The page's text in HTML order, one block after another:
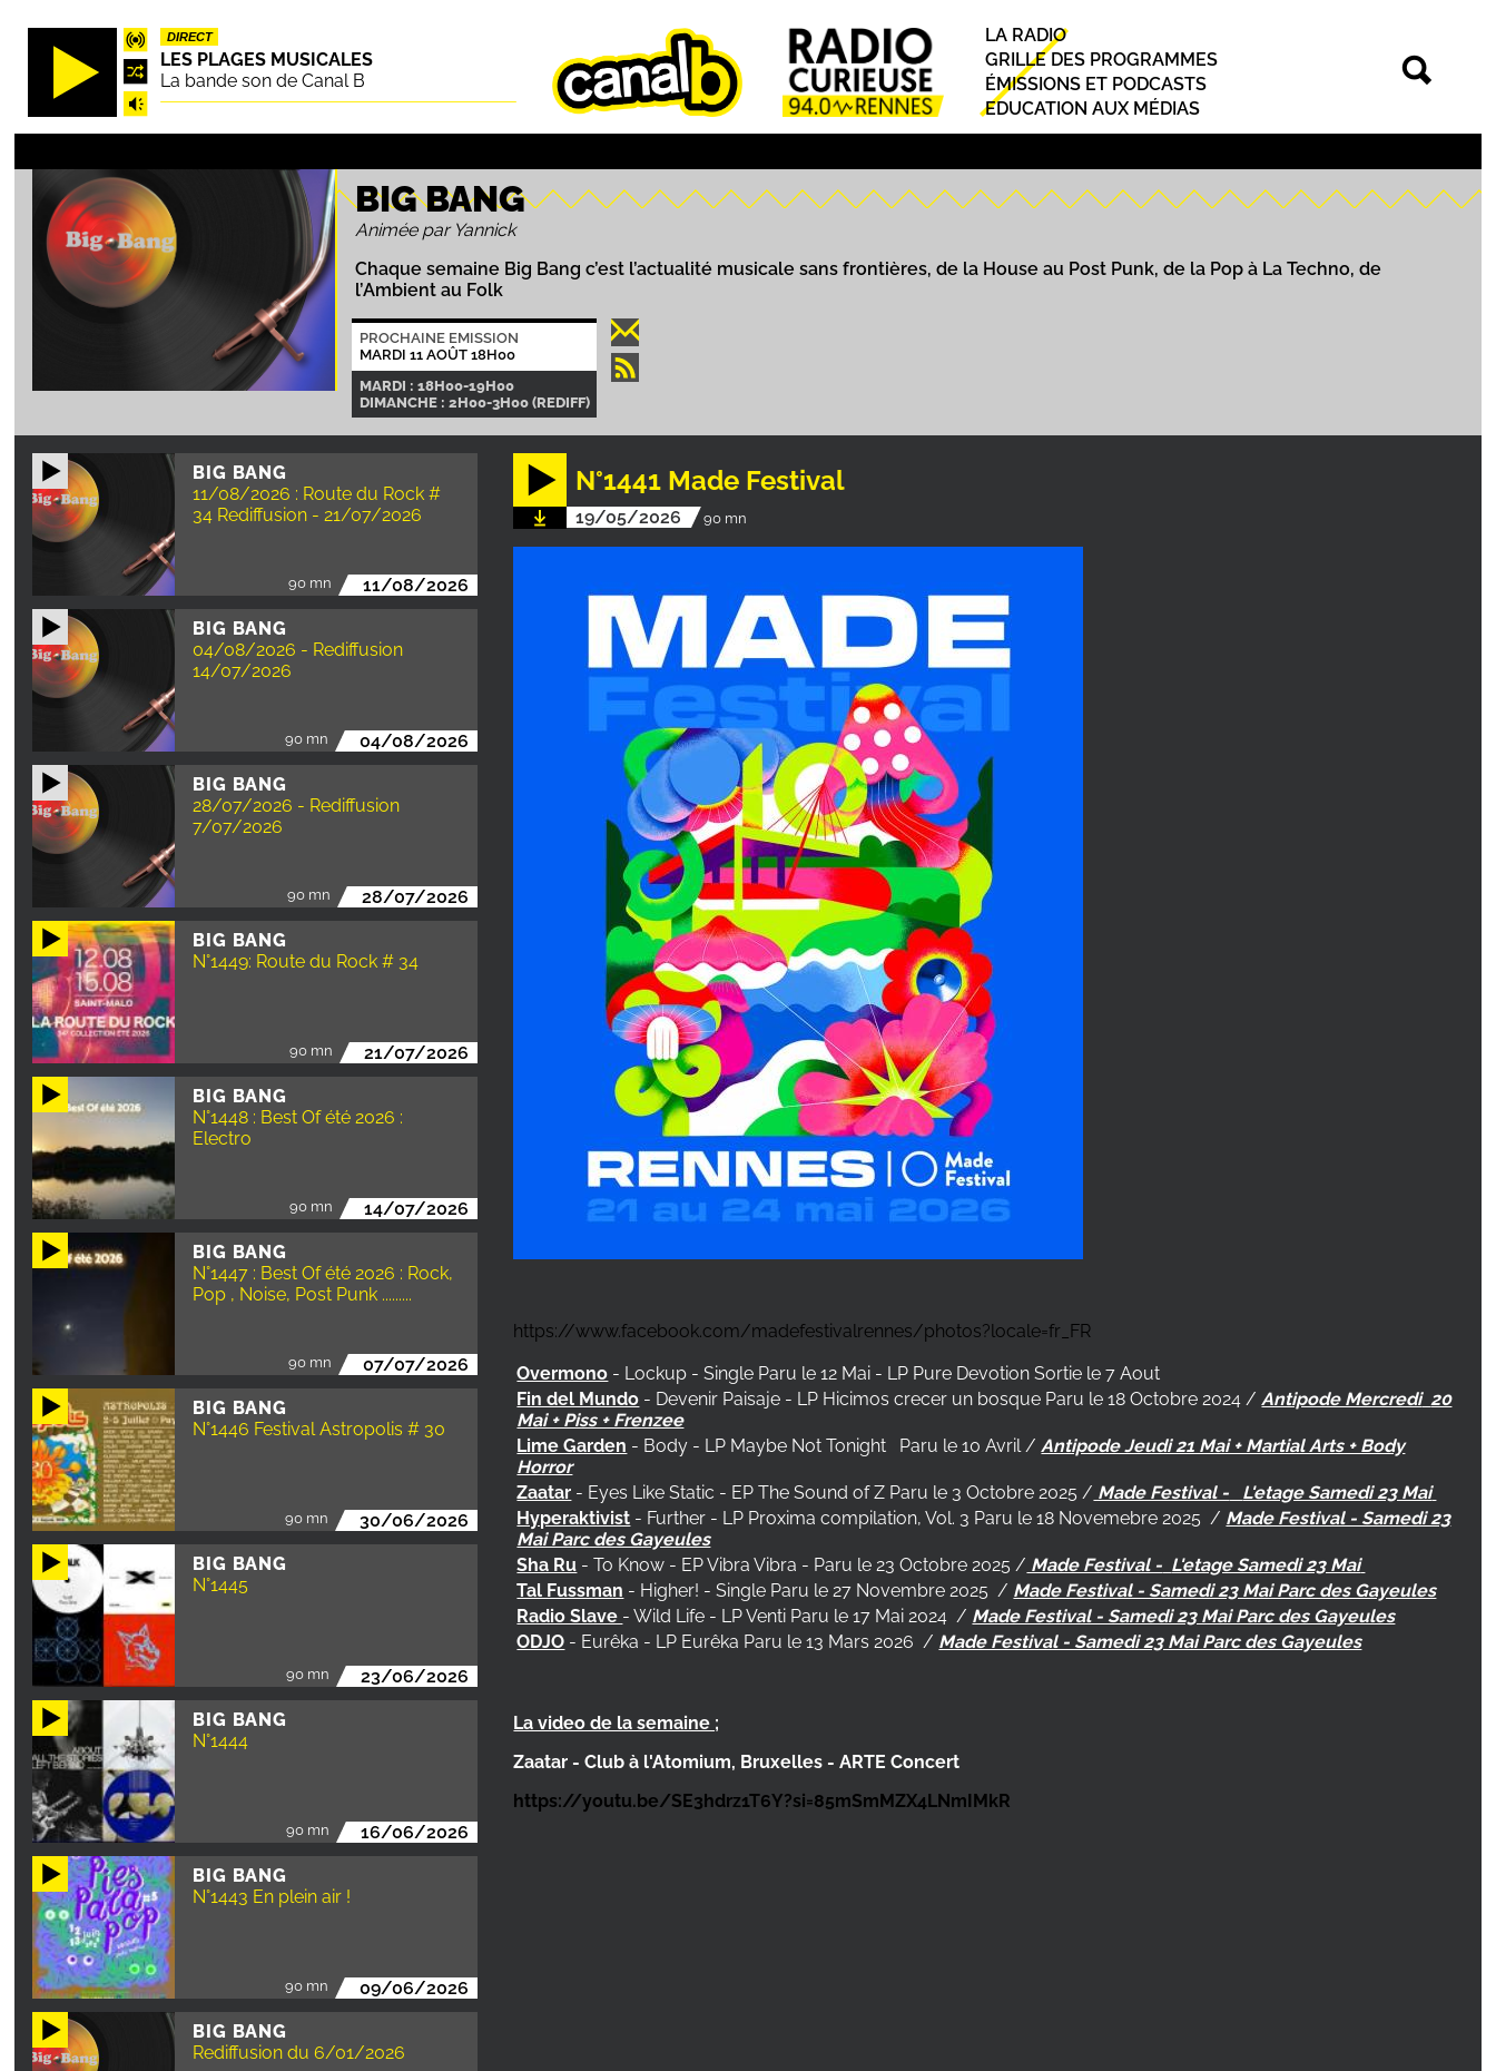
Aller
principal
DIRECT
LES PLAGES MUSICALES
La bande son de Canal B
Principal
LA RADIO
GRILLE DES PROGRAMMES
ÉMISSIONS ET PODCASTS
EDUCATION AUX MÉDIAS
BIG BANG
Animée par Yannick
Chaque semaine Big Bang c’est l’actualité musicale sans frontières, de la House au Post Punk, de la Pop à La Techno, de
l’Ambient au Folk
PROCHAINE EMISSION
MARDI 11 AOÛT 18H00
MARDI : 18H00-19H00
DIMANCHE : 2H00-3H00 (REDIFF)
BIG BANG
11/08/2026 : Route du Rock #
34 Rediffusion - 21/07/2026
90 mn 11/08/2026
BIG BANG
04/08/2026 - Rediffusion
14/07/2026
90 mn 04/08/2026
BIG BANG
28/07/2026 - Rediffusion
7/07/2026
90 mn 28/07/2026
BIG BANG
N°1449: Route du Rock # 34
90 mn 21/07/2026
BIG BANG
N°1448 : Best Of été 2026 :
Electro
90 mn 14/07/2026
BIG BANG
N°1447 : Best Of été 2026 : Rock,
Pop , Noise, Post Punk .........
90 mn 07/07/2026
BIG BANG
N°1446 Festival Astropolis # 30
90 mn 30/06/2026
BIG BANG
N°1445
90 mn 23/06/2026
BIG BANG
N°1444
90 mn 16/06/2026
BIG BANG
N°1443 En plein air !
90 mn 09/06/2026
BIG BANG
Rediffusion du 6/01/2026
N°1441 Made Festival
19/05/2026 90 mn
https://www.facebook.com/madefestivalrennes/photos?locale=fr_FR
Overmono - Lockup - Single Paru le 12 Mai - LP Pure Devotion Sortie le 7 Aout
Fin del Mundo - Devenir Paisaje - LP Hicimos crecer un bosque Paru le 18 Octobre 2024 /Antipode Mercredi 20
Mai + Piss + Frenzee
Lime Garden - Body - LP Maybe Not Tonight Paru le 10 Avril /Antipode Jeudi 21 Mai + Martial Arts + Body
Horror
Zaatar - Eyes Like Static - EP The Sound of Z Paru le 3 Octobre 2025 / Made Festival -
L'etage Samedi 23 Mai
Hyperaktivist - Further - LP Proxima compilation, Vol. 3 Paru le 18 Novemebre 2025 / Made Festival - Samedi 23
Mai Parc des Gayeules
Sha Ru - To Know - EP Vibra Vibra - Paru le 23 Octobre 2025 / Made Festival - L'etage Samedi 23 Mai
Tal Fussman - Higher! - Single Paru le 27 Novembre 2025 / Made Festival - Samedi 23 Mai Parc des Gayeules
Radio Slave - Wild Life - LP Venti Paru le 17 Mai 2024 / Made Festival - Samedi 23 Mai Parc des Gayeules
ODJO - Eurêka - LP Eurêka Paru le 13 Mars 2026 / Made Festival - Samedi 23 Mai Parc des Gayeules
La video de la semaine ;
Zaatar - Club à l'Atomium, Bruxelles - ARTE Concert
https://youtu.be/SE3hdrz1T6Y?si=85mSmMZX4LNmIMkR